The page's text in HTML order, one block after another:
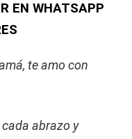
EN WHATSAPP
te amo con
abrazo y